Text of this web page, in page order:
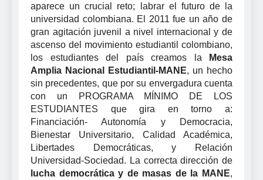
aparece un crucial reto; labrar el futuro de la
universidad colombiana. El 2011 fue un año de
gran agitación juvenil a nivel internacional y de
ascenso del movimiento estudiantil colombiano,
los estudiantes del país creamos la
Mesa
Amplia Nacional Estudiantil-MANE, un hecho
sin precedentes, que por su envergadura cuenta
con un PROGRAMA MÍNIMO DE LOS
ESTUDIANTES que gira en torno a:
Financiación- Autonomía y Democracia,
Bienestar Universitario, Calidad Académica,
Libertades Democráticas, y Relación
Universidad-Sociedad. La correcta dirección de
lucha democrática y de masas de la MANE,